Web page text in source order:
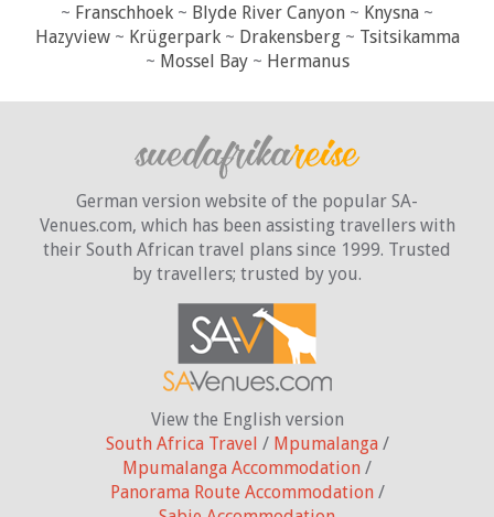
~ Franschhoek ~ Blyde River Canyon ~ Knysna ~
Hazyview~ Krügerpark~ Drakensberg~ Tsitsikamma
~ Mossel Bay~ Hermanus
German version website of the popular SA-
Venues.com, which has been assisting travellers with
their South African travel plans since 1999. Trusted
by travellers; trusted by you.
View the English version
South Africa Travel / Mpumalanga/
Mpumalanga Accommodation /
Panorama Route Accommodation/